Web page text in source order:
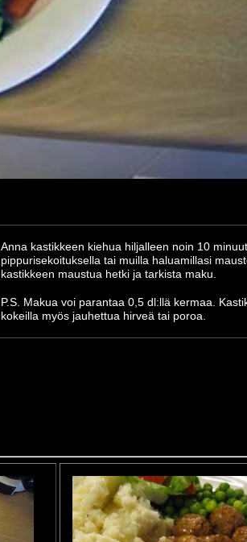
Anna kastikkeen kiehua hiljalleen noin 10
pippurisekoituksella tai muilla haluamillasi
kastikkeen maustua hetki ja tarkista maku.
P.S. Makua voi parantaa 0,5 dl:llä kermaa.
kokeilla myös jauhettua hirveä tai poroa.